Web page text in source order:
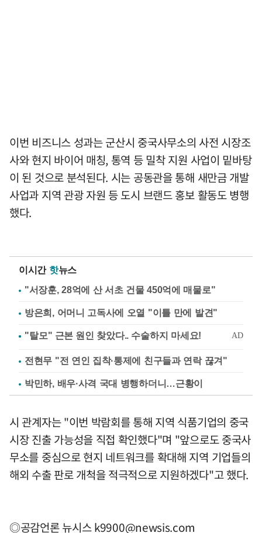
이번 비즈니스 성과는 군산시 중국사무소의 사전 시장조
사와 현지 바이어 매칭, 통역 등 밀착 지원 사업이 밑바탕
이 된 것으로 분석된다. 시는 공동관을 통해 새만금 개발
사업과 지역 관광 자원 등 도시 브랜드 홍보 활동도 병행
했다.
이시간 핫뉴스
"서장훈, 28억에 산 서초 건물 450억에 매물로"
방은희, 어머니 고독사에 오열 "이틀 만에 발견"
전현무 "전 연인 집착·통제에 친구들과 연락 끊겨"
박민하, 배우·사격 국대 병행하더니…근황이
시 관계자는 "이번 박람회를 통해 지역 식품기업의 중국
시장 진출 가능성을 직접 확인했다"며 "앞으로도 중국사
무소를 중심으로 현지 네트워크를 확대해 지역 기업들의
해외 수출 판로 개척을 적극적으로 지원하겠다"고 했다.
◎공감언론 뉴시스k9900@newsis.com